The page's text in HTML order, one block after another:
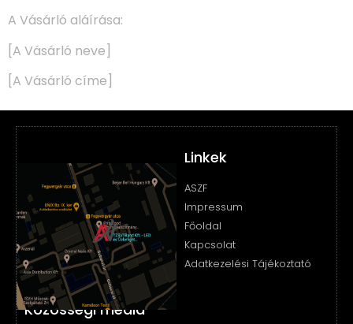
A Vásárló aláírása:
[A Vásárló neve]
[A Vásárló címe]
Linkek
ASZF
Impressum
Főoldal
Kapcsolat
Adatkezelési Tájékoztató
Közösségi média